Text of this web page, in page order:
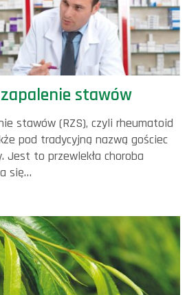
stawów
stawów (RZS), czyli rheumatoid
pod tradycyjną nazwą gościec
Jest to przewlekła choroba
się…